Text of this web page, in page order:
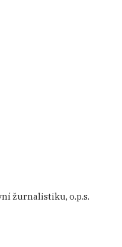
žurnalistiku, o.p.s.